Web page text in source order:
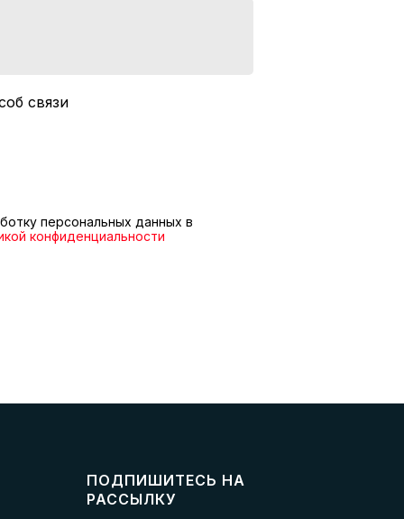
связи
персональных данных в
конфиденциальности
ПОДПИШИТЕСЬ НА
РАССЫЛКУ